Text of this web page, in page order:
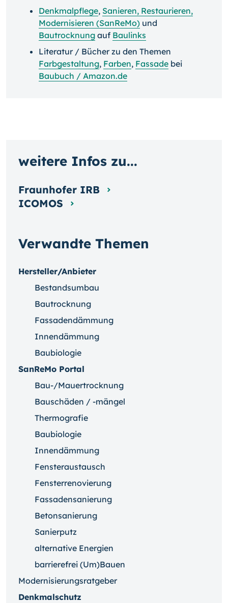
Denkmalpflege, Sanieren, Restaurieren,
Modernisieren (SanReMo) und
Bautrocknung auf Baulinks
Literatur / Bücher zu den Themen
Farbgestaltung, Farben, Fassade bei
Baubuch / Amazon.de
Verwandte Themen
Hersteller/Anbieter
Bestandsumbau
Bautrocknung
Fassadendämmung
Innendämmung
Baubiologie
SanReMo Portal
Bau-/Mauertrocknung
Bauschäden / -mängel
Thermografie
Baubiologie
Innendämmung
Fensteraustausch
Fensterrenovierung
Fassadensanierung
Betonsanierung
Sanierputz
alternative Energien
barrierefrei (Um)Bauen
Modernisierungsratgeber
Denkmalschutz
weitere Infos zu...
Fraunhofer IRB
ICOMOS